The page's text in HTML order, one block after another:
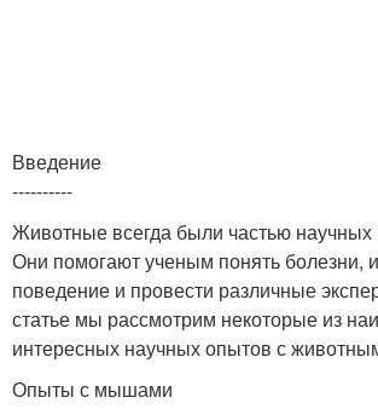
Введение
----------
Животные всегда были частью научных
Они помогают ученым понять болезни,
поведение и провести различные
статье мы рассмотрим некоторые из
интересных научных опытов с
Опыты с мышами